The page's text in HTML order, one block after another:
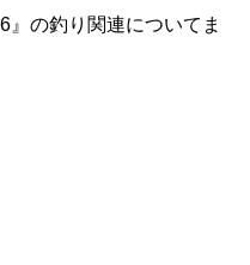
』の釣り関連についてま